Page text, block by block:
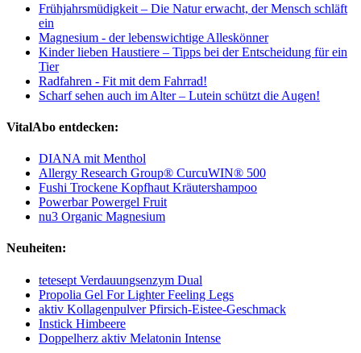
Frühjahrsmüdigkeit – Die Natur erwacht, der Mensch schläft
ein
Magnesium - der lebenswichtige Alleskönner
Kinder lieben Haustiere – Tipps bei der Entscheidung für ein
Tier
Radfahren - Fit mit dem Fahrrad!
Scharf sehen auch im Alter – Lutein schützt die Augen!
VitalAbo entdecken:
DIANA mit Menthol
Allergy Research Group® CurcuWIN® 500
Fushi Trockene Kopfhaut Kräutershampoo
Powerbar Powergel Fruit
nu3 Organic Magnesium
Neuheiten:
tetesept Verdauungsenzym Dual
Propolia Gel For Lighter Feeling Legs
aktiv Kollagenpulver Pfirsich-Eistee-Geschmack
Instick Himbeere
Doppelherz aktiv Melatonin Intense